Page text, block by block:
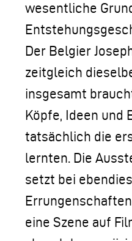
wesentliche
Der Belgier
zeitgleich
insgesamt
Köpfe, Ideen und
tatsächlich die
lernten. Die
setzt bei
eine Szene auf